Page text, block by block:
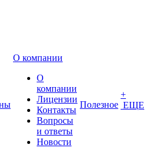
О компании
О
компании
Лицензии
Контакты
Вопросы
и ответы
Новости
Полезное
+
ЕЩЕ